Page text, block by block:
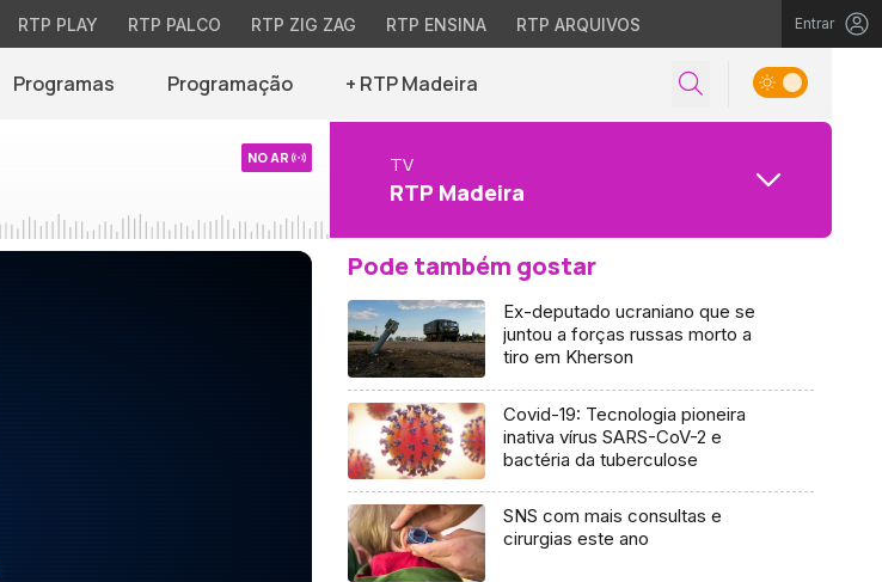
RTP PLAY RTP PALCO RTP ZIG ZAG RTP ENSINA RTP ARQUIVOS Entrar
Programas Programação + RTP Madeira
NO AR TV
RTP Madeira
Pode também gostar
Ex-deputado ucraniano que se
juntou a forças russas morto a
tiro em Kherson
Covid-19: Tecnologia pioneira
inativa vírus SARS-CoV-2 e
bactéria da tuberculose
SNS com mais consultas e
cirurgias este ano